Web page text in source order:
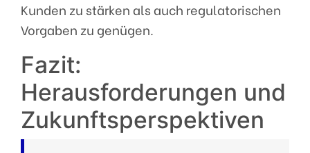
Kunden zu stärken als auch regulatorischen
Vorgaben zu genügen.
Fazit:
Herausforderungen und
Zukunftsperspektiven